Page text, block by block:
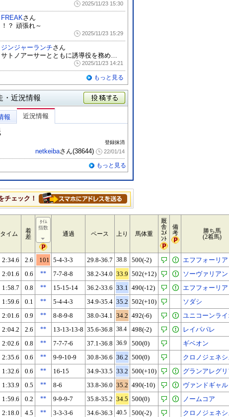
2025/11/23 15:30
FREAKさん
！？ 頑張れ～
2025/11/23 15:29
ジンジャーランチさん
サトノアーサーとともに誘導役を務めていま...
2025/11/23 14:21
もっと見る
・近況情報
報 近況情報
登録抹消
netkeibaさん(38644) 22/01/14
もっと見る
チェック！
タイム
着
差
ﾀｲﾑ
指数
通過 ペース 上り 馬体重
厩
舎
ｺﾒ
ﾝﾄ
備
考
勝ち馬
(2着馬)
2:34.6 2.6 101 5-4-3-3 29.8-36.7 38.8 500(-2)
エフフォーリア
2:01.6 0.6 ** 7-7-8-8 38.2-34.0 33.9 502(+12)
ソーヴァリア
1:58.7 0.8 ** 15-15-14 36.2-33.6 33.1 490(-12)
エフフォーリア
1:59.6 0.1 ** 5-4-4-3 34.9-35.4 35.2 502(+10)
ソダシ
2:01.6 0.9 ** 8-8-9-8 38.0-34.1 34.2 492(-6)
ユニコーンラ
2:04.2 2.6 ** 13-13-13-8 35.6-36.8 38.4 498(-2)
レイパパレ
2:02.6 0.8 ** 7-7-7-6 37.1-36.8 36.9 500(0)
ギベオン
2:35.6 0.6 ** 9-9-10-9 30.8-36.6 36.2 500(0)
クロノジェネ
1:32.6 0.6 ** 16-15 34.9-33.5 33.2 500(+10)
グランアレグ
1:33.9 0.5 ** 8-6 33.8-36.0 35.2 490(-10)
ヴァンドギャ
1:59.6 0.2 ** 9-9-9-7 35.8-35.2 34.5 500(0)
ノームコア
2:18.0 4.5 ** 3-3-3-6 34.6-36.3 40.5 500(-2)
クロノジェネ